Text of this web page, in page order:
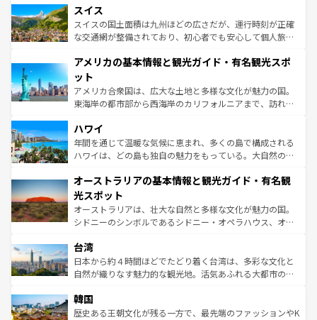
を参照してほしい。
は、お酒好きな人にはぜひ体験してほしい。 なお、新着の
ドイツ情報はコンテンツ一覧を参照してほしい。
リアごとに異なる魅力がある。また、優雅なアフタヌーン
ティー、ビール好きにはたまらない英国パブ、サッカー観
戦など、本場だからこそできる体験も豊富。イギリスを旅
ンツ一覧を参照してほしい。
スイス
スイスの国土面積は九州ほどの広さだが、運行時刻が正確
な交通網が整備されており、初心者でも安心して個人旅行
の建物がそのまま残る町や、スイスならではのユニークな
博物館もあり、アルプス観光だけでなく町歩きも満喫する
ことができる。国民の所得が高いため物価も高いが、旅行
者向けの交通パス提供のサービスもあり、うまく活用すれ
着のスイス情報は
アメリカの基本情報と観光ガイド・有名観光スポ
ット
アメリカ合衆国は、広大な土地と多様な文化が魅力の国。
東海岸の都市部から西海岸のカリフォルニアまで、訪れる
のような巨大都市は、観光、ショッピング、エンターテイ
ンメントが詰まった刺激的なスポットだ。一方、アメリカ
西部には大自然が広がり、グランドキャニオンやイエロー
部のニューオーリンズでは、音楽と美食が融合した独特の
文化が魅力。旅行者はアメリカの各地域で異なる魅力を楽
しみながら、その多様性と豊かな歴史を感じることができ
るだろう。車でのロードトリップや列車の旅も、アメリカ
情報は
ハワイ
年間を通じて温暖な気候に恵まれ、多くの島で構成される
ハワイは、どの島も独自の魅力をもっている。大自然の神
ワイ島は見逃せない。また、定番の観光地といえばオアフ
島だが、静かな自然を求めるならマウイ島やカウアイ島が
おすすめ。エメラルドグリーンに輝く海をはじめ、豊かな
文化や歴史が息づいている。「アロハスピリット」と呼ば
人々、おいしいローカルフードやハワイアンミュージッ
ク、伝統的なフラダンスなど、すべてがハワイの魅力を彩
っている。訪れるたびに新しい発見と感動が待っているハ
はコンテンツ一覧
オーストラリアの基本情報と観光ガイド・有名観
光スポット
オーストラリアは、壮大な自然と多様な文化が魅力の国。
シドニーのシンボルであるシドニー・オペラハウス、オー
リアリーフや大陸中央部にそびえるウルル（エアーズロッ
ク）、タスマニアの美しい原生林やケアンズの熱帯雨林な
ど、見どころがたくさん。また、カフェやワイン、オージ
いる。アクティビティも充実しており、サーフィンやダイ
ビング、ハイキングなど、アウトドア好きにはたまらな
台湾
日本から約４時間ほどでたどり着く台湾は、多彩な文化と
自然が織りなす魅力的な観光地。活気あふれる大都市の台
ン）、静ひつな山岳地帯である台湾東部など、都市の喧騒
と山間の静けさが共存しており、訪れる人に新しい発見と
韓国
歴史ある王朝文化が残る一方で、最先端のファッションやK